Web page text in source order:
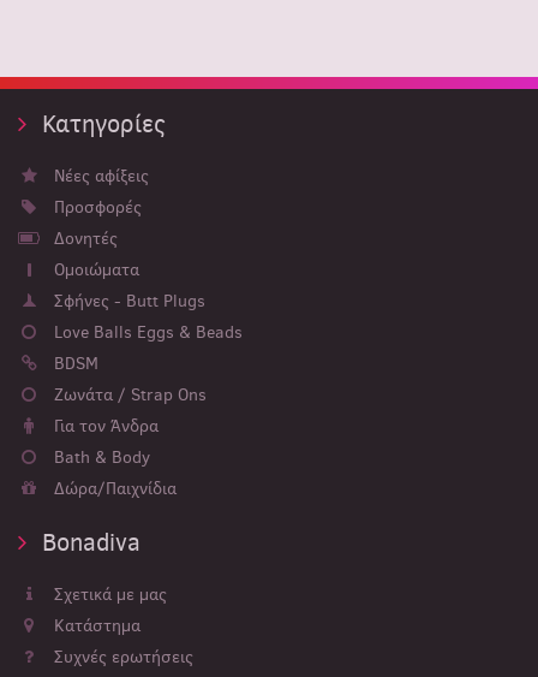
Κατηγορίες
Νέες αφίξεις
Προσφορές
Δονητές
Ομοιώματα
Σφήνες - Butt Plugs
Love Balls Eggs & Beads
BDSM
Ζωνάτα / Strap Ons
Για τον Άνδρα
Bath & Body
Δώρα/Παιχνίδια
Bonadiva
Σχετικά με μας
Κατάστημα
Συχνές ερωτήσεις